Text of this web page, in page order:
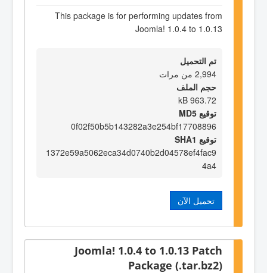
This package is for performing updates from
Joomla! 1.0.4 to 1.0.13
تم التحميل
2,994 من مرات
حجم الملف
963.72 kB
توقيع MD5
0f02f50b5b143282a3e254bf17708896
توقيع SHA1
1372e59a5062eca34d0740b2d04578ef4fac9
4a4
تحميل الآن
Joomla! 1.0.4 to 1.0.13 Patch
Package (.tar.bz2)